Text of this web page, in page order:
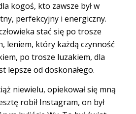
kogoś, kto zawsze był w
perfekcyjny i energiczny.
stać się po trosze
leniem, który każdą czynność
po trosze luzakiem, dla
lepsze od doskonałego.
niewielu, opiekował się mną
robił Instagram, on był